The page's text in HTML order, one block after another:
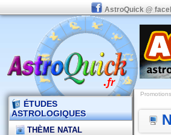
AstroQuick @
ÉTUDES
ASTROLOGIQUES
THÈME NATAL